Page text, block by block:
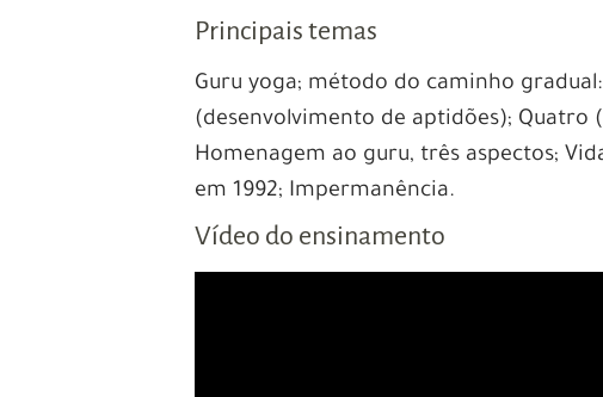
Principais temas
Guru yoga; método do caminho
(desenvolvimento de aptidões);
Homenagem ao guru, três aspectos;
em 1992; Impermanência.
Vídeo do ensinamento